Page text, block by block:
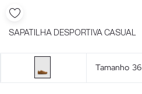
SAPATILHA DESPORTIVA CASUAL
Tamanho 36